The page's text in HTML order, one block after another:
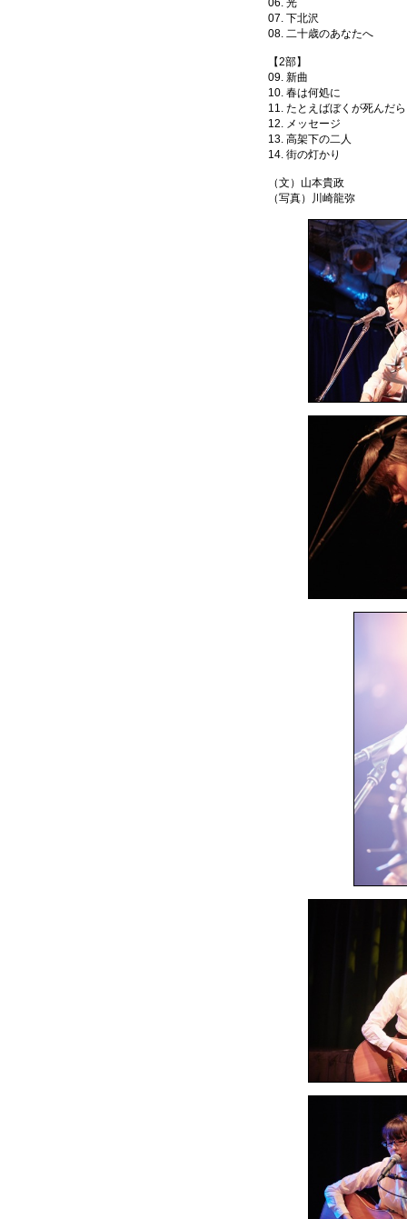
06. 光
07. 下北沢
08. 二十歳のあなたへ
【2部】
09. 新曲
10. 春は何処に
11. たとえばぼくが死んだら
12. メッセージ
13. 高架下の二人
14. 街の灯かり
（文）山本貴政
（写真）川崎龍弥